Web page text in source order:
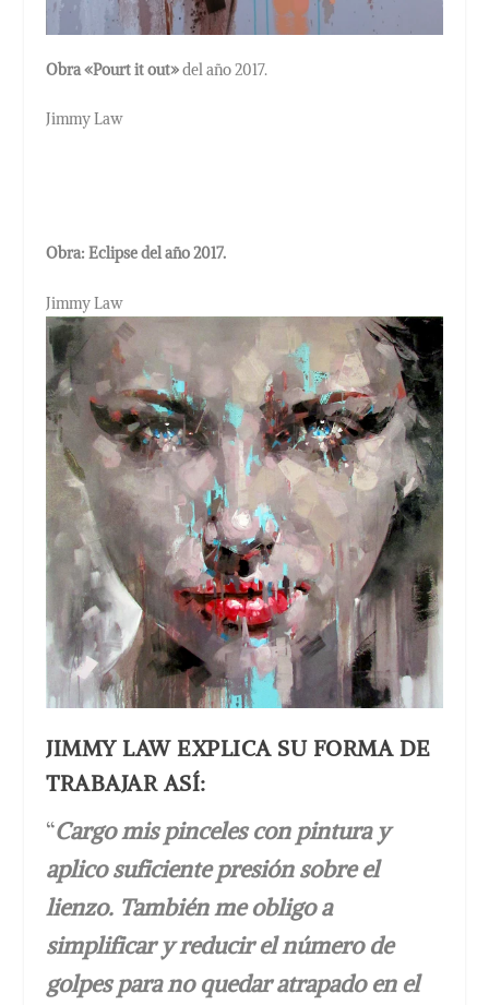
Obra «Pourt it out»del año 2017.
Jimmy Law
Obra: Eclipse del año 2017.
Jimmy Law
JIMMY LAW EXPLICA SU FORMA DE
TRABAJAR ASÍ:
“Cargo mis pinceles con pintura y
aplico suficiente presión sobre el
lienzo. También me obligo a
simplificar y reducir el número de
golpes para no quedar atrapado en el